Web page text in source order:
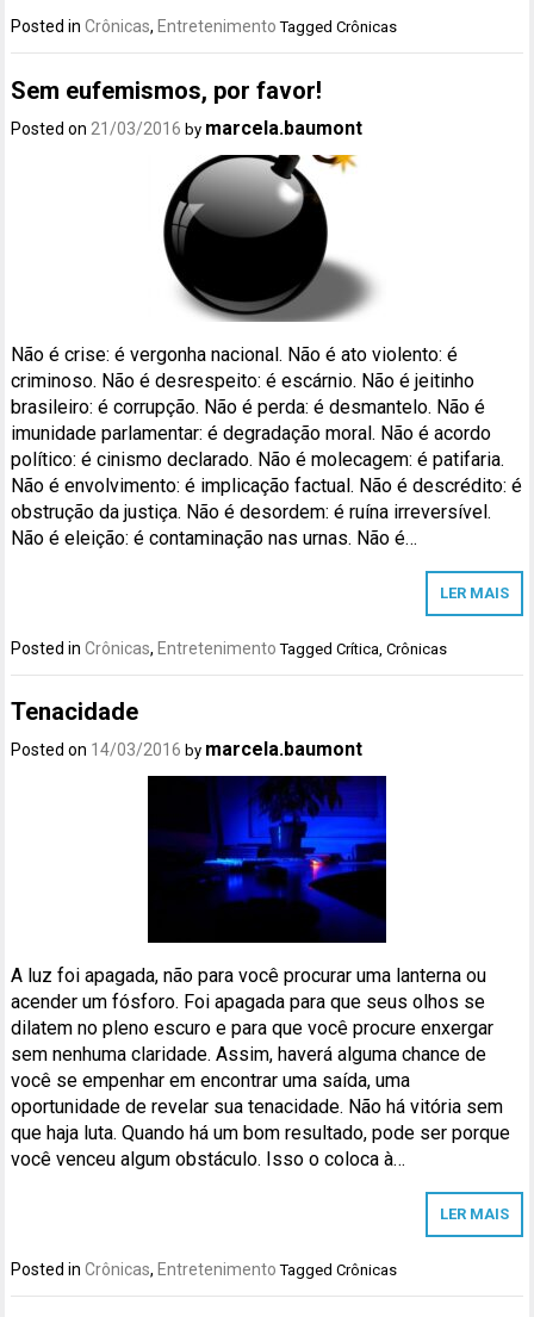
Posted inCrônicas, Entretenimento TaggedCrônicas
Sem eufemismos, por favor!
Posted on 21/03/2016 by marcela.baumont
Não é crise: é vergonha nacional. Não é ato violento: é
criminoso. Não é desrespeito: é escárnio. Não é jeitinho
brasileiro: é corrupção. Não é perda: é desmantelo. Não é
imunidade parlamentar: é degradação moral. Não é acordo
político: é cinismo declarado. Não é molecagem: é patifaria.
Não é envolvimento: é implicação factual. Não é descrédito: é
obstrução da justiça. Não é desordem: é ruína irreversível.
Não é eleição: é contaminação nas urnas. Não é…
LER MAIS
Posted inCrônicas, Entretenimento TaggedCrítica ,Crônicas
Tenacidade
Posted on 14/03/2016 by marcela.baumont
A luz foi apagada, não para você procurar uma lanterna ou
acender um fósforo. Foi apagada para que seus olhos se
dilatem no pleno escuro e para que você procure enxergar
sem nenhuma claridade. Assim, haverá alguma chance de
você se empenhar em encontrar uma saída, uma
oportunidade de revelar sua tenacidade. Não há vitória sem
que haja luta. Quando há um bom resultado, pode ser porque
você venceu algum obstáculo. Isso o coloca à…
LER MAIS
Posted inCrônicas, Entretenimento TaggedCrônicas